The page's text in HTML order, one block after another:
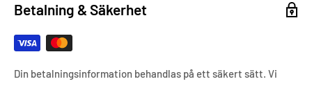
Betalning & Säkerhet
Din betalningsinformation behandlas på ett säkert sätt. Vi